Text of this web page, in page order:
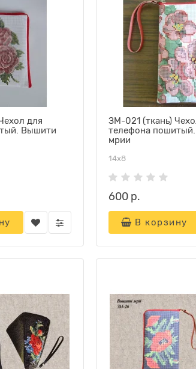
для
Вышити
ЗМ-021 (ткань)
телефона
мрии
14х8
600 р.
В корзину